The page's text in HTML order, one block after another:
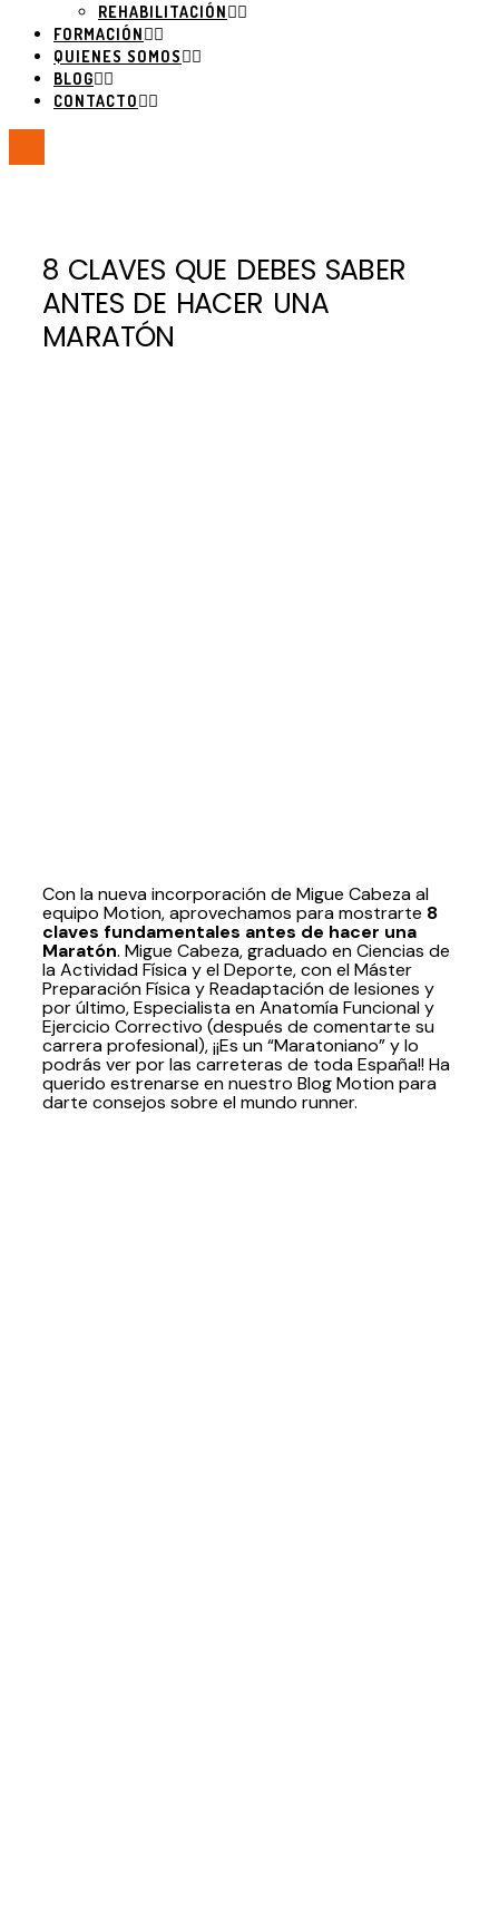
REHABILITACIÓN
FORMACIÓN
QUIENES SOMOS
BLOG
CONTACTO
8 CLAVES QUE DEBES SABER
ANTES DE HACER UNA
MARATÓN
Con la nueva incorporación de Migue Cabeza al
equipo Motion, aprovechamos para mostrarte 8
claves fundamentales antes de hacer una
Maratón. Migue Cabeza, graduado en Ciencias de
la Actividad Física y el Deporte, con el Máster
Preparación Física y Readaptación de lesiones y
por último, Especialista en Anatomía Funcional y
Ejercicio Correctivo (después de comentarte su
carrera profesional), ¡¡Es un “Maratoniano” y lo
podrás ver por las carreteras de toda España!! Ha
querido estrenarse en nuestro Blog Motion para
darte consejos sobre el mundo runner.